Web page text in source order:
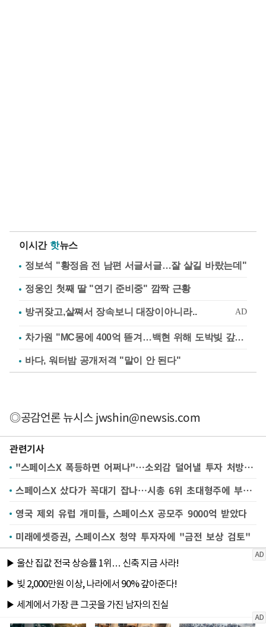
이시간 핫뉴스
정보석 "황정음 전 남편 서글서글…잘 살길 바랐는데"
정웅인 첫째 딸 "연기 준비중" 깜짝 근황
차가원 "MC몽에 400억 뜯겨…백현 위해 도박빚 갚아줘"
바다, 워터밤 공개저격 "말이 안 된다"
◎공감언론 뉴시스jwshin@newsis.com
관련기사
"스페이스X 폭등하면 어쩌나"…소외감 덜어낼 투자 처방전은 '적립식 분산'
스페이스X 샀다가 꼭대기 잡나…시총 6위 초대형주에 부는 역풍
영국 제외 유럽 개미들, 스페이스X 공모주 9000억 받았다
미래에셋증권, 스페이스X 청약 투자자에 "금전 보상 검토"